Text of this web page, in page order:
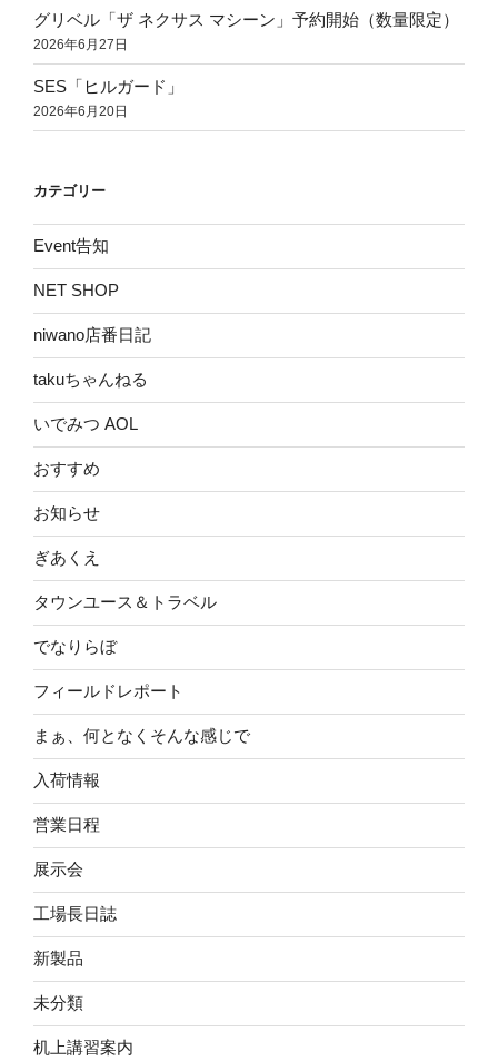
グリベル「ザ ネクサス マシーン」予約開始（数量限定）
2026年6月27日
SES「ヒルガード」
2026年6月20日
カテゴリー
Event告知
NET SHOP
niwano店番日記
takuちゃんねる
いでみつ AOL
おすすめ
お知らせ
ぎあくえ
タウンユース＆トラベル
でなりらぼ
フィールドレポート
まぁ、何となくそんな感じで
入荷情報
営業日程
展示会
工場長日誌
新製品
未分類
机上講習案内